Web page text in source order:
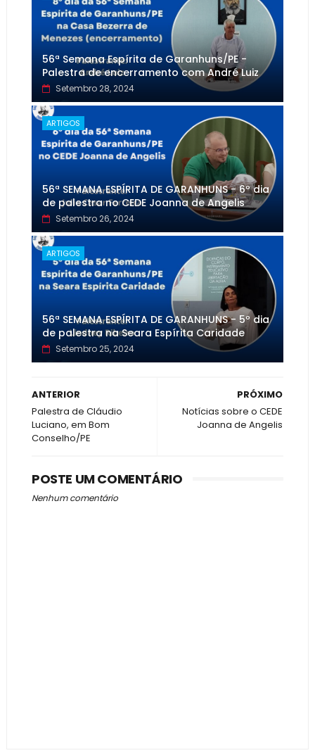
56ª Semana Espírita de Garanhuns/PE -
Palestra de encerramento com André Luiz
Setembro 28, 2024
ARTIGOS
56ª SEMANA ESPÍRITA DE GARANHUNS - 6º dia
de palestra no CEDE Joanna de Angelis
Setembro 26, 2024
ARTIGOS
56ª SEMANA ESPÍRITA DE GARANHUNS - 5º dia
de palestra na Seara Espírita Caridade
Setembro 25, 2024
PRÓXIMO
Notícias sobre o CEDE
Joanna de Angelis
ANTERIOR
Palestra de Cláudio
Luciano, em Bom
Conselho/PE
POSTE UM COMENTÁRIO
Nenhum comentário